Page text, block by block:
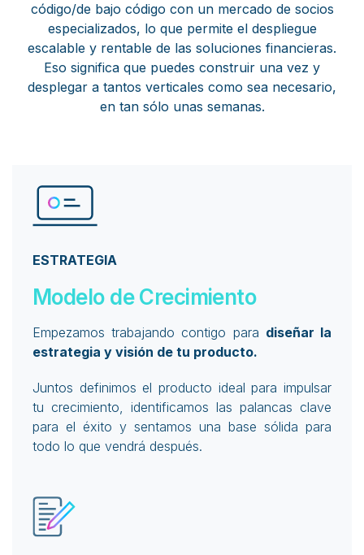
código/de bajo código con un mercado de socios
especializados, lo que permite el despliegue
escalable y rentable de las soluciones financieras.
Eso significa que puedes construir una vez y
desplegar a tantos verticales como sea necesario,
en tan sólo unas semanas.
ESTRATEGIA
Modelo de Crecimiento
Empezamos trabajando contigo para diseñar la
estrategia y visión de tu producto.
Juntos definimos el producto ideal para impulsar
tu crecimiento, identificamos las palancas clave
para el éxito y sentamos una base sólida para
todo lo que vendrá después.